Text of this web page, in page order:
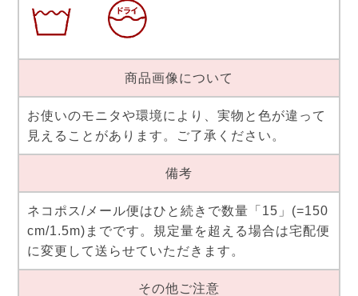
商品画像について
お使いのモニタや環境により、実物と色が違って
見えることがあります。ご了承ください。
備考
ネコポス/メール便はひと続きで数量「15」(=150
cm/1.5m)までです。規定量を超える場合は宅配便
に変更して送らせていただきます。
その他ご注意